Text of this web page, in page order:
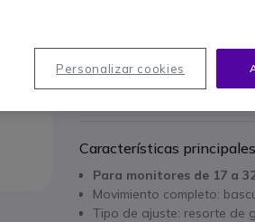
5 años de garantía
del
Características principales
Para monitores de 17 a
Movimiento completo:
Tipo de ajuste: resorte de
Personalizar cookies